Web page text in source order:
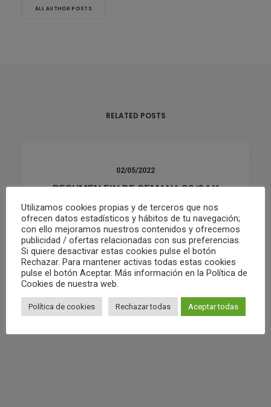
ALL AUTHOR POSTS
RELATED POSTS
02/05/2022
RESUMEN FIN DE SEMANA 30/04 Y
01/05
by Club Waterpolo Castelló
Utilizamos cookies propias y de terceros que nos
ofrecen datos estadísticos y hábitos de tu navegación;
con ello mejoramos nuestros contenidos y ofrecemos
publicidad / ofertas relacionadas con sus preferencias.
Si quiere desactivar estas cookies pulse el botón
Rechazar. Para mantener activas todas estas cookies
pulse el botón Aceptar. Más información en la Política de
Cookies de nuestra web.
Política de cookies Rechazar todas Aceptar todas